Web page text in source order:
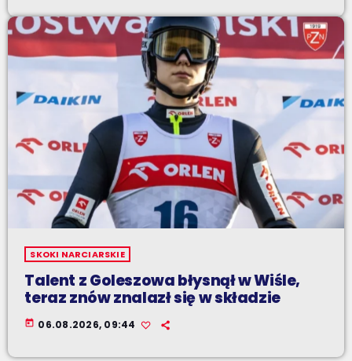
SKOKI NARCIARSKIE
Talent z Goleszowa błysnął w Wiśle,
teraz znów znalazł się w składzie
today 06.08.2026, 09:44